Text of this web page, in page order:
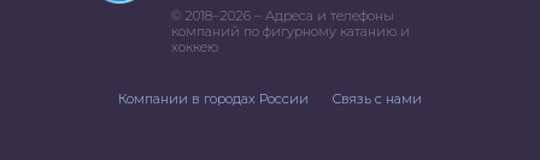
© 2018–2026 – Адреса и телефоны
компаний по фигурному катанию и
хоккею
Компании в городах России Связь с нами